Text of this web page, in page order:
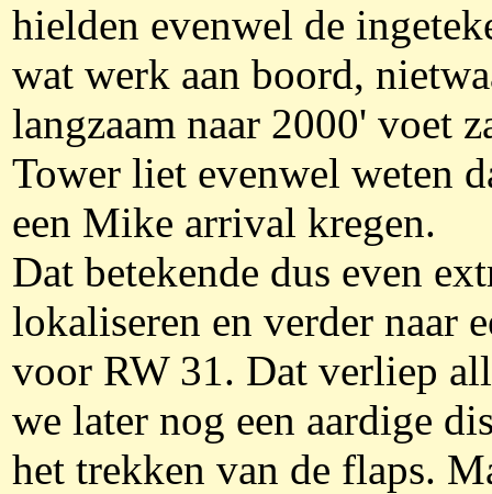
hielden evenwel de
wat werk aan boord,
langzaam naar 2000' voet
Tower liet evenwel weten
een Mike arrival kregen.
Dat betekende dus even
lokaliseren en verder naar
voor RW 31. Dat verliep
we later nog een aardige
het trekken van de flaps.